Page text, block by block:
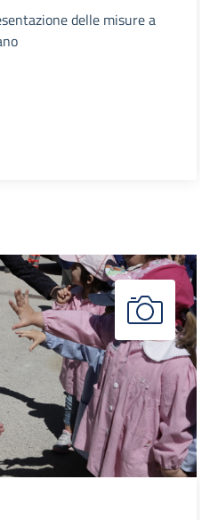
delle misure a